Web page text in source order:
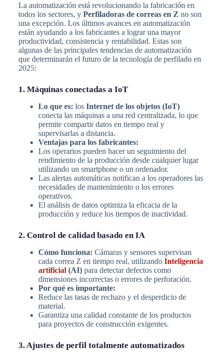
La automatización está revolucionando la fabricación en
todos los sectores, y Perfiladoras de correas en Z no son
una excepción. Los últimos avances en automatización
están ayudando a los fabricantes a lograr una mayor
productividad, consistencia y rentabilidad. Estas son
algunas de las principales tendencias de automatización
que determinarán el futuro de la tecnología de perfilado en
2025:
1. Máquinas conectadas a IoT
Lo que es: los Internet de los objetos (IoT)
conecta las máquinas a una red centralizada, lo que
permite compartir datos en tiempo real y
supervisarlas a distancia.
Ventajas para los fabricantes:
Los operarios pueden hacer un seguimiento del
rendimiento de la producción desde cualquier lugar
utilizando un smartphone o un ordenador.
Las alertas automáticas notifican a los operadores las
necesidades de mantenimiento o los errores
operativos.
El análisis de datos optimiza la eficacia de la
producción y reduce los tiempos de inactividad.
2. Control de calidad basado en IA
Cómo funciona: Cámaras y sensores supervisan
cada correa Z en tiempo real, utilizando Inteligencia
artificial (AI)para detectar defectos como
dimensiones incorrectas o errores de perforación.
Por qué es importante:
Reduce las tasas de rechazo y el desperdicio de
material.
Garantiza una calidad constante de los productos
para proyectos de construcción exigentes.
3. Ajustes de perfil totalmente automatizados